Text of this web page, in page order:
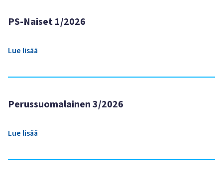
PS-Naiset 1/2026
Lue lisää
Perussuomalainen 3/2026
Lue lisää